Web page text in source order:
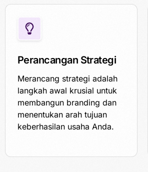
Perancangan Strategi
Merancang strategi adalah
langkah awal krusial untuk
membangun branding dan
menentukan arah tujuan
keberhasilan usaha Anda.